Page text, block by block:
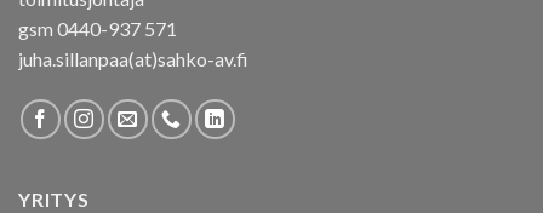
gsm 0440-937 571
juha.sillanpaa(at)sahko-av.fi
YRITYS